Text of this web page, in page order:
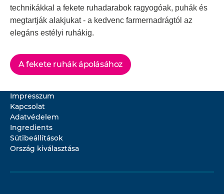
technikákkal a fekete ruhadarabok ragyogóak, puhák és
megtartják alakjukat - a kedvenc farmernadrágtól az
elegáns estélyi ruhákig.
A fekete ruhák ápolásához
Impresszum
Kapcsolat
Adatvédelem
Ingredients
Sütibeállítások
Ország kiválasztása